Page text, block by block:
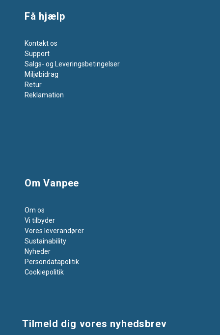
Få hjælp
Kontakt os
Support
Salgs- og Leveringsbetingelser
Miljøbidrag
Retur
Reklamation
Om Vanpee
Om os
Vi tilbyder
Vores leverandører
Sustainability
Nyheder
Persondatapolitik
Cookiepolitik
Tilmeld dig vores nyhedsbrev